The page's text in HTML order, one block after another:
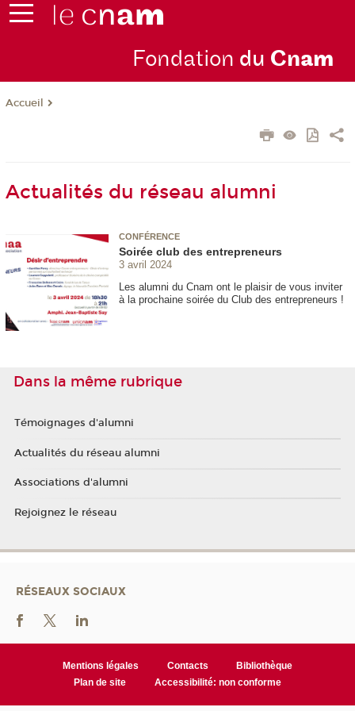
Fondation du Cnam
Accueil
Actualités du réseau alumni
CONFÉRENCE
Soirée club des entrepreneurs
3 avril 2024
Les alumni du Cnam ont le plaisir de vous inviter
à la prochaine soirée du Club des entrepreneurs !
Dans la même rubrique
Témoignages d'alumni
Actualités du réseau alumni
Associations d'alumni
Rejoignez le réseau
RÉSEAUX SOCIAUX
Mentions légales Contacts
Bibliothèque
Plan de site
Accessibilité: non conforme